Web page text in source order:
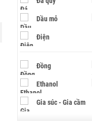
Dầu mỏ
Điện
Đồng
Ethanol
Gia súc - Gia cầm